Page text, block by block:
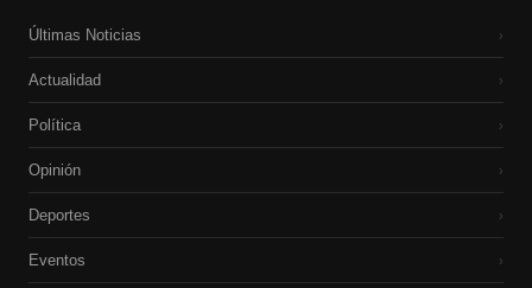
Últimas Noticias ›
Actualidad ›
Política ›
Opinión ›
Deportes ›
Eventos ›